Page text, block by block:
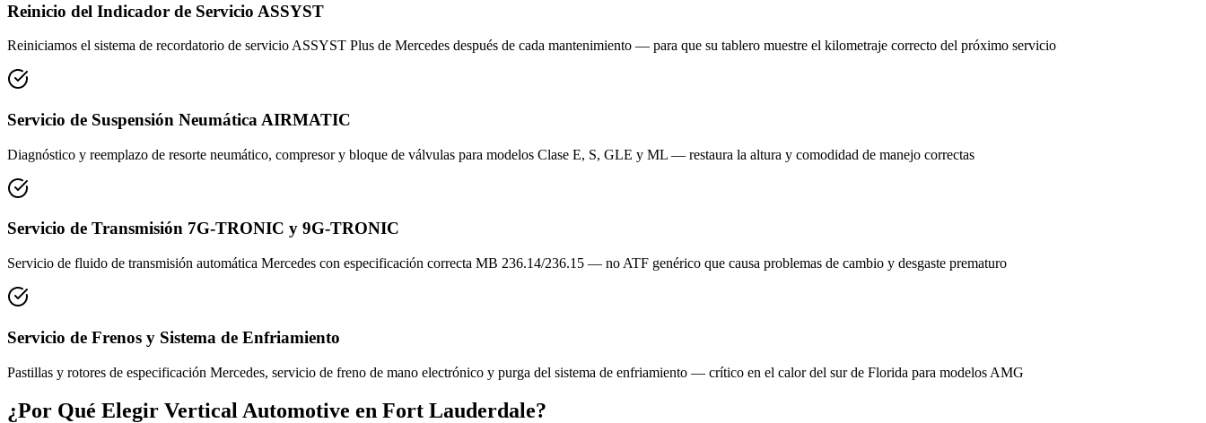
Reinicio del Indicador de Servicio ASSYST
Reiniciamos el sistema de recordatorio de servicio ASSYST Plus de Mercedes después de cada mantenimiento — para que su tablero muestre el kilometraje correcto del próximo servicio
Servicio de Suspensión Neumática AIRMATIC
Diagnóstico y reemplazo de resorte neumático, compresor y bloque de válvulas para modelos Clase E, S, GLE y ML — restaura la altura y comodidad de manejo correctas
Servicio de Transmisión 7G-TRONIC y 9G-TRONIC
Servicio de fluido de transmisión automática Mercedes con especificación correcta MB 236.14/236.15 — no ATF genérico que causa problemas de cambio y desgaste prematuro
Servicio de Frenos y Sistema de Enfriamiento
Pastillas y rotores de especificación Mercedes, servicio de freno de mano electrónico y purga del sistema de enfriamiento — crítico en el calor del sur de Florida para modelos AMG
¿Por Qué Elegir Vertical Automotive en Fort Lauderdale?